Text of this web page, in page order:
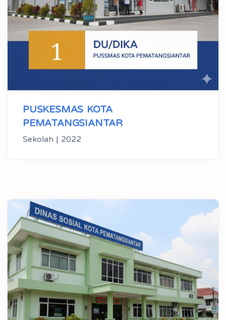
PUSKESMAS KOTA
PEMATANGSIANTAR
Sekolah | 2022